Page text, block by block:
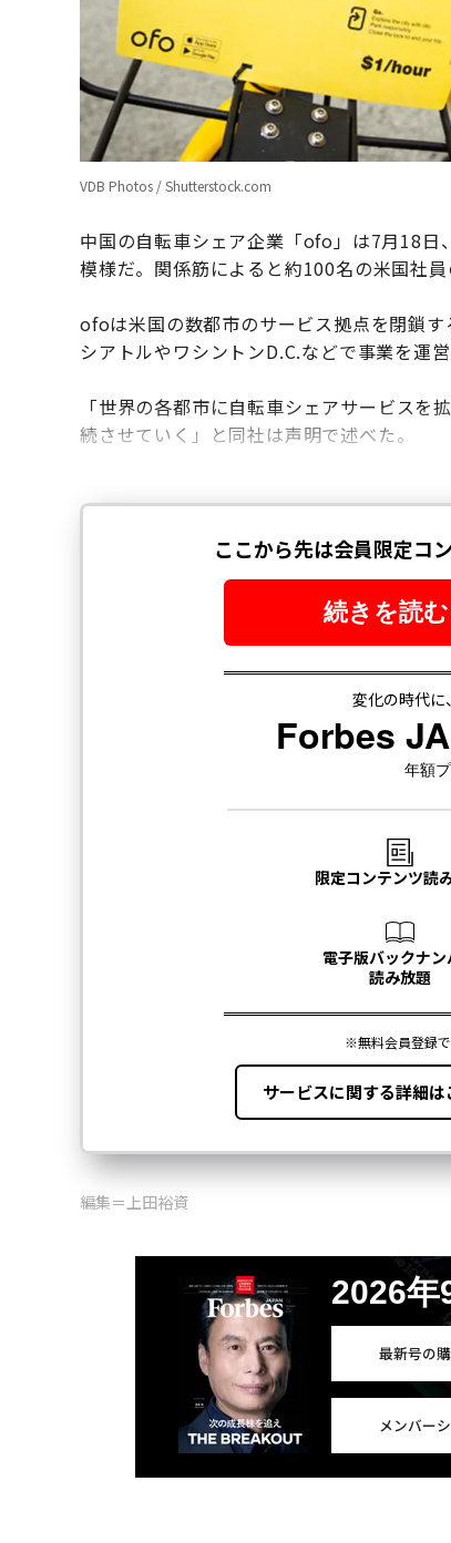
VDB Photos / Shutterstock.com
中国の自転車シェア企業「ofo」は7月18日
模様だ。関係筋によると約100名の米国社
ofoは米国の数都市のサービス拠点を閉鎖す
シアトルやワシントンD.C.などで事業を運営
「世界の各都市に自転車シェアサービス
続させていく」と同社は声明で述べた。
編集＝上田裕資
2026年
最新号の
メンバー